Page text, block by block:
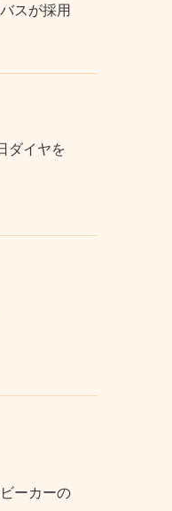
スが採用
ダイヤを
ーカーの